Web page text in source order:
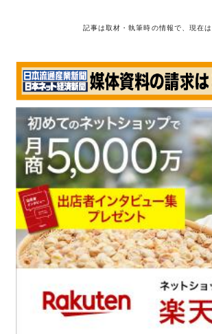
記事は取材・執筆時の情報で、現在